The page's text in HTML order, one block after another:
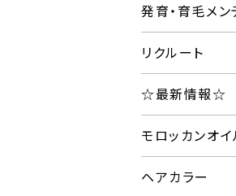
発育・育毛メン
リクルート
☆最新情報☆
モロッカンオイ
ヘアカラー